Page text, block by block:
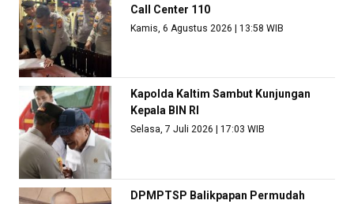
Call Center 110
Kamis, 6 Agustus 2026 | 13:58 WIB
Kapolda Kaltim Sambut Kunjungan
Kepala BIN RI
Selasa, 7 Juli 2026 | 17:03 WIB
DPMPTSP Balikpapan Permudah